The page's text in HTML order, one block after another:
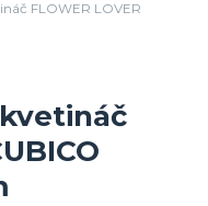
FLOWER LOVER